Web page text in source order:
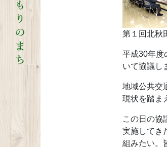
第１回北秋
平成30年度
いて協議し
地域公共交
現状を踏ま
この日の協
実施してき
組みたい。